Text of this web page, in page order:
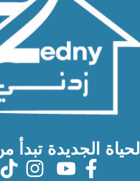
الحياة الجديدة تبدأ